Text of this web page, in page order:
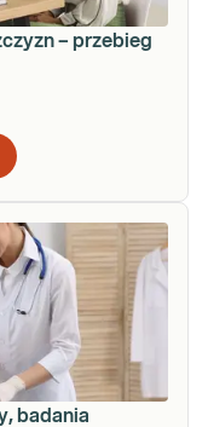
– przebieg
badania